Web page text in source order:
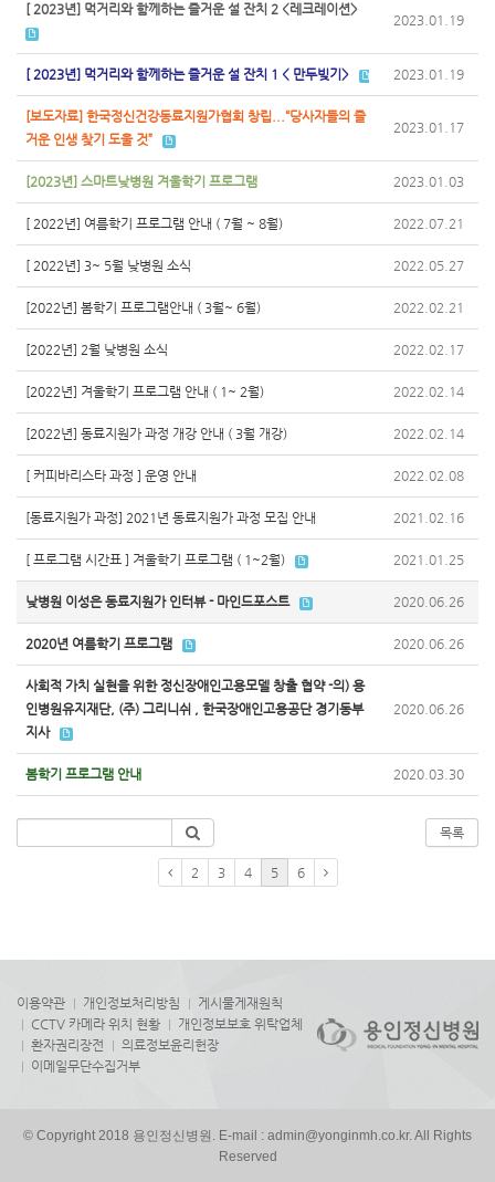
[ 2023년] 먹거리와 함께하는 즐거운 설 잔치 2 <레크레이션>
2023.01.19
[ 2023년] 먹거리와 함께하는 즐거운 설 잔치 1 < 만두빚기> 2023.01.19
[보도자료] 한국정신건강동료지원가협회 창립...“당사자들의 즐
거운 인생 찾기 도울 것”
2023.01.17
[2023년] 스마트낮병원 겨울학기 프로그램 2023.01.03
[ 2022년] 여름학기 프로그램 안내 ( 7월 ~ 8월) 2022.07.21
[ 2022년] 3~ 5월 낮병원 소식 2022.05.27
[2022년] 봄학기 프로그램안내 ( 3월~ 6월) 2022.02.21
[2022년] 2월 낮병원 소식 2022.02.17
[2022년] 겨울학기 프로그램 안내 ( 1~ 2월) 2022.02.14
[2022년] 동료지원가 과정 개강 안내 ( 3월 개강) 2022.02.14
[ 커피바리스타 과정 ] 운영 안내 2022.02.08
[동료지원가 과정] 2021년 동료지원가 과정 모집 안내 2021.02.16
[ 프로그램 시간표 ] 겨울학기 프로그램 ( 1~2월) 2021.01.25
낮병원 이성은 동료지원가 인터뷰 - 마인드포스트 2020.06.26
2020년 여름학기 프로그램 2020.06.26
사회적 가치 실현을 위한 정신장애인고용모델 창출 협약 -의) 용
인병원유지재단, (주) 그리니쉬 , 한국장애인고용공단 경기동부
지사
2020.06.26
봄학기 프로그램 안내 2020.03.30
목록
2 3 4 5 6
이용약관 개인정보처리방침
게시물게재원칙
CCTV 카메라 위치 현황
개인정보보호 위탁업체
환자권리장전
의료정보윤리헌장
이메일무단수집거부
© Copyright 2018 용인정신병원. E-mail : admin@yonginmh.co.kr. All Rights
Reserved